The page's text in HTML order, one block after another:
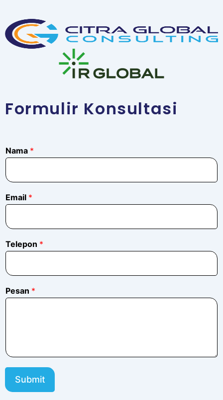
Formulir Konsultasi
Nama *
*
*
m
i
l
Email *
Telepon *
Pesan *
Submit